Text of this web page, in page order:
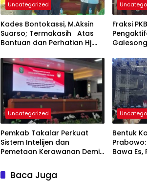
Uncategorized
Kades Bontokassi, M.Aksin
Suarso; Termakasih Atas
Bantuan dan Perhatian Hj.
Warganya
Fraksi
Uncategorized
Pemkab Takalar Perkuat
Sistem Intelijen dan
Pemetaan Kerawanan Demi
Bentuk
Bawa
Baca Juga